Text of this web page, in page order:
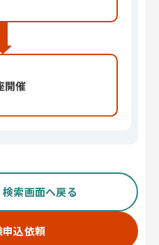
索画面へ戻る
込依頼